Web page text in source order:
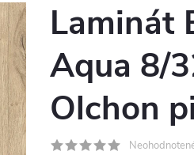
Laminát
Aqua 8/
Olchon